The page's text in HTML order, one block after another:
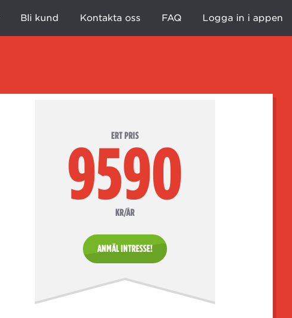
Bli kund Kontakta oss FAQ Logga in i appen
ERT PRIS
9590
KR/ÅR
ANMÄL INTRESSE!